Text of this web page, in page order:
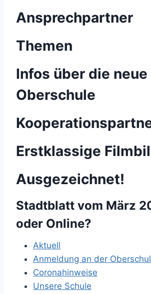
Ansprechpartner
Themen
Infos über die neue
Oberschule
Erstklassige
Ausgezeichnet!
Stadtblatt vom März
oder Online?
Aktuell
Anmeldung an der
Coronahinweise
Unsere Schule